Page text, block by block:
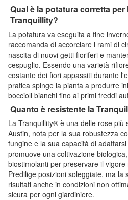
Qual è la potatura corretta
Tranquillity?
La potatura va eseguita a fine
raccomanda di accorciare i rami di
nascita di nuovi getti fioriferi e
cespuglio. Essendo una varietà
costante dei fiori appassiti durante
pratica spinge la pianta a produrre
boccioli bianchi fino ai primi freddi
Quanto è resistente la
La Tranquillity® è una delle rose più
Austin, nota per la sua robustezza
fungine e la sua capacità di
promuove una coltivazione
biostimolanti per preservare il
Predilige posizioni soleggiate, ma la
risultati anche in condizioni non
sicura per ogni giardiniere.